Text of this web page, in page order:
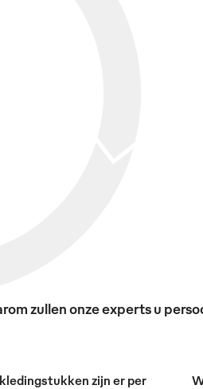
zullen onze experts u
zijn er per